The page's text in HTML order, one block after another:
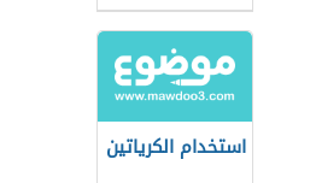
استخدام الكرياتين